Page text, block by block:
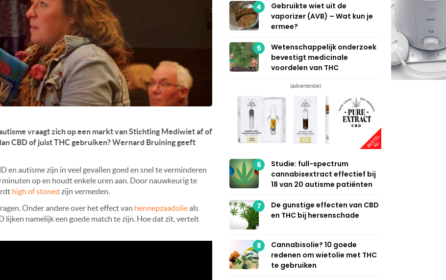
vraagt zich op een markt van Stichting Mediwiet af of
CBD of juist THC gebruiken? Wernard Bruining geeft
en autisme zijn in veel gevallen goed en snel te verminderen
op en houdt enkele uren aan. Door nauwkeurig te
high of stoned zijn vermeden.
Onder andere over het effect van hennepzaadolieals
lijken namelijk een goede match te zijn. Hoe dat zit, vertelt
4
Gebruikte wiet uit de
vaporizer (AVB) – Wat kun je
ermee?
5
Wetenschappelijk onderzoek
bevestigt medicinale
voordelen van THC
(advertentie)
6
Studie: full-spectrum
cannabisextract effectief bij
18 van 20 autisme patiënten
7
De gunstige effecten van CBD
en THC bij hersenschade
8
Cannabisolie? 10 goede
redenen om wietolie met THC
te gebruiken